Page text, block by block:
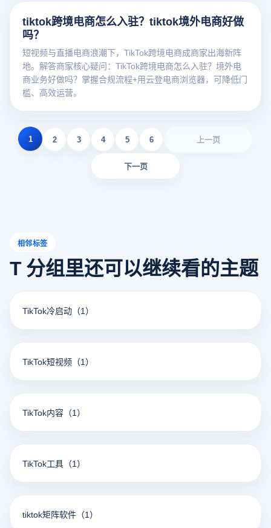
tiktok跨境电商怎么入驻？tiktok境外电商好做
吗？
短视频与直播电商浪潮下，TikTok跨境电商成商家出海新阵
地。解答商家核心疑问：TikTok跨境电商怎么入驻？境外电
商业务好做吗？掌握合规流程+用云登电商浏览器，可降低门
槛、高效运营。
上一页
1 2 3 4 5 6
下一页
相邻标签
T 分组里还可以继续看的主题
TikTok冷启动 （1）
TikTok短视频 （1）
TikTok内容 （1）
TikTok工具 （1）
tiktok矩阵软件 （1）